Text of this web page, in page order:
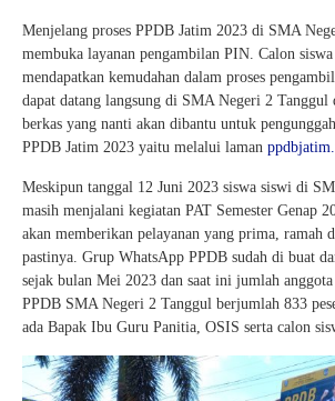
Menjelang proses PPDB Jatim 2023 di SMA
membuka layanan pengambilan PIN. Calon
mendapatkan kemudahan dalam proses
dapat datang langsung di SMA Negeri 2 Tanggul
berkas yang nanti akan dibantu untuk
PPDB Jatim 2023 yaitu melalui laman
Meskipun tanggal 12 Juni 2023 siswa siswi di
masih menjalani kegiatan PAT Semester Genap
akan memberikan pelayanan yang prima, ramah
pastinya. Grup WhatsApp PPDB sudah di buat
sejak bulan Mei 2023 dan saat ini jumlah
PPDB SMA Negeri 2 Tanggul berjumlah 833
ada Bapak Ibu Guru Panitia, OSIS serta calon